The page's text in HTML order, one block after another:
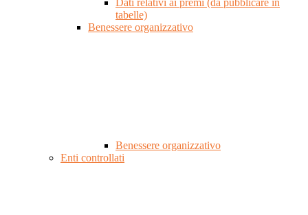
Dati relativi ai premi (da pubblicare in
tabelle)
Benessere organizzativo
Benessere organizzativo
Enti controllati